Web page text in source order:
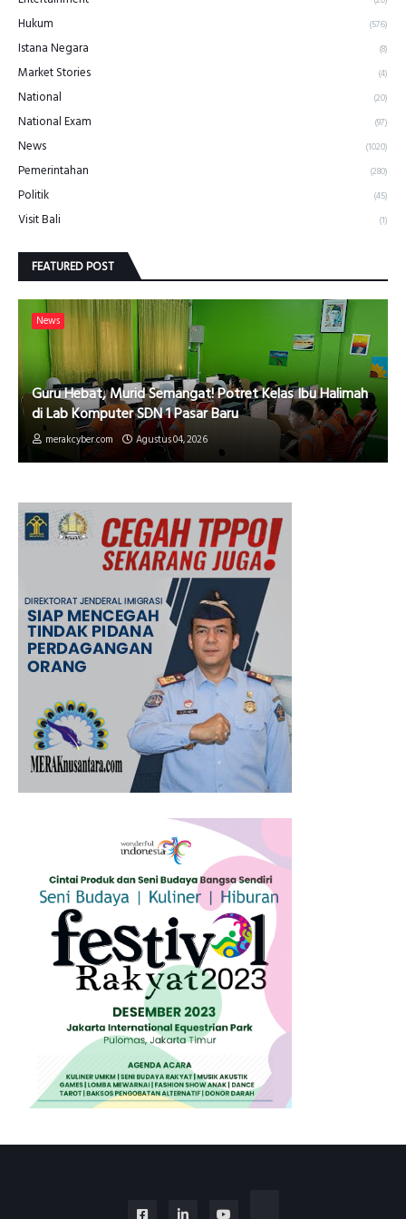
Hukum (576)
Istana Negara (8)
Market Stories (4)
National (20)
National Exam (97)
News (1020)
Pemerintahan (280)
Politik (45)
Visit Bali (1)
FEATURED POST
News
Guru Hebat, Murid Semangat! Potret Kelas Ibu Halimah
di Lab Komputer SDN 1 Pasar Baru
merakcyber.com Agustus 04, 2026